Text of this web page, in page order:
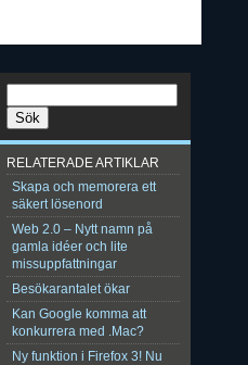
RELATERADE ARTIKLAR
Skapa och memorera ett
säkert lösenord
Web 2.0 – Nytt namn på
gamla idéer och lite
missuppfattningar
Besökarantalet ökar
Kan Google komma att
konkurrera med .Mac?
Ny funktion i Firefox 3! Nu